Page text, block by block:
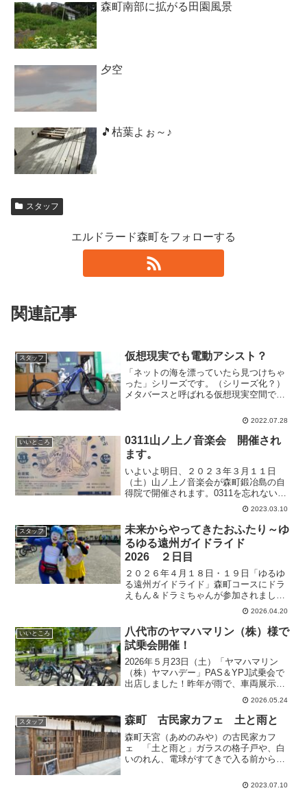
森町南部に拡がる田園風景
夕空
🎵枯葉よぉ～♪
スタッフ
エルドラード森町をフォローする
関連記事
スタッフ 仮想現実でも電動アシスト？
「ネットの海を漂っていたら見つけちゃ
った」シリーズです。（シリーズ化？）
メタバースと呼ばれる仮想現実空間で
という世界最大規模のVRイベントが行わ
📢『Vket20...
2022.07.28
いいところ
0311山ノ上ノ音楽会 開催され
ます。
いよいよ明日、２０２３年３月１１日
（土）山ノ上ノ音楽会が森町鍛冶島の自
得院で開催されます。0311を忘れない、
追悼の想いも込めて企画された音楽会。
森町に移住された、森町地域おこし協力
隊員さんが企画されました。エルドラー
ド森町も出店します。A...
2023.03.10
スタッフ
未来からやってきたおふたり～ゆ
るゆる遠州ガイドライド
2026 ２日目
２０２６年４月１８日・１９日「ゆるゆ
る遠州ガイドライド」森町コースにドラ
えもん＆ドラミちゃんが参加されまし
た！行き帰りの天浜線の中は、注目の的
だったそうです！スタート前とゴール後
のおふたりです。おつかれさまでした。
2026.04.20
いいところ
八代市のヤマハマリン（株）様で
試乗会開催！
2026年５月23日（土）「ヤマハマリン
（株）ヤマハデー」PAS＆YPJ試乗会で
出店しました！昨年が雨で、車両展示の
みでしたが、今年は眩い太陽、心地い５
月の風の中、社員さんとご家族が試乗に
来て下さいました。スタンプラリーポイ
ントで、かわいい...
2026.05.24
スタッフ 森町 古民家カフェ 土と雨と
森町天宮（あめのみや）の古民家カフ
ェ 「土と雨と」ガラスの格子戸や、白
いのれん、電球がすてきで入る前からわ
どごしすっきり！レモン大福やスコーン
（あんこ添え）もおいしかったです。店
2023.07.10